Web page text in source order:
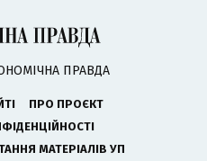
ПРАВДА
ПРО ПРОЄКТ
МАТЕРІАЛІВ УП